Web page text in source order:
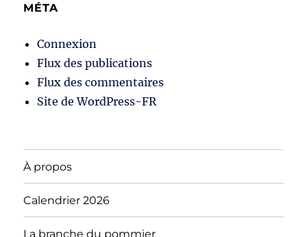
MÉTA
Connexion
Flux des publications
Flux des commentaires
Site de WordPress-FR
À propos
Calendrier 2026
La branche du pommier